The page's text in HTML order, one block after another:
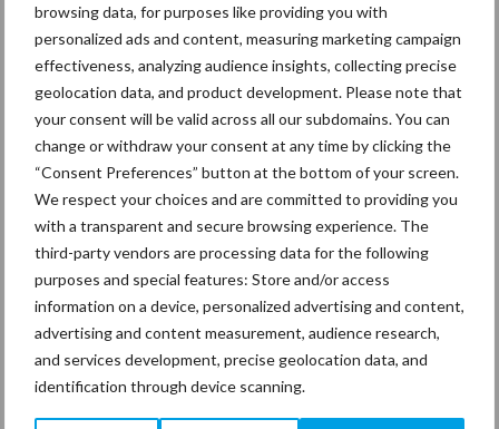
browsing data, for purposes like providing you with
personalized ads and content, measuring marketing campaign
effectiveness, analyzing audience insights, collecting precise
geolocation data, and product development. Please note that
your consent will be valid across all our subdomains. You can
change or withdraw your consent at any time by clicking the
“Consent Preferences” button at the bottom of your screen.
We respect your choices and are committed to providing you
with a transparent and secure browsing experience. The
third-party vendors are processing data for the following
purposes and special features: Store and/or access
information on a device, personalized advertising and content,
advertising and content measurement, audience research,
and services development, precise geolocation data, and
identification through device scanning.
Nilfisk
introduc
eert de
SR 1601
D3
26 maart 2009
De Nilfisk SR
1601 D3 is
ontwikkeld
voor industriële toepassingen zoals zwaar vervuilde fabrieken en
parkeergarages. Het ontstaan van stof tijdens het vegen wordt
effectief voorkomen dankzij het vernevelingsysteem. De machine
...Lees meer